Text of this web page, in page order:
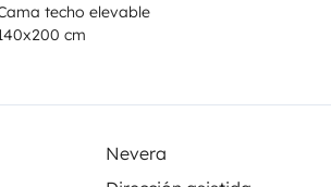
techo elevable
cm
Nevera